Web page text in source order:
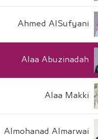
Ahmed AlSufyani
Alaa Abuzinadah
Alaa Makki
Almohanad Almarwai